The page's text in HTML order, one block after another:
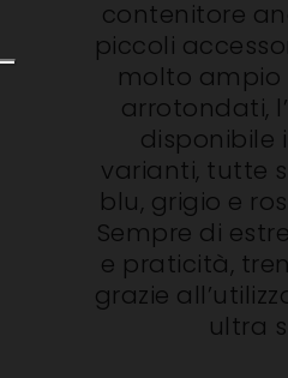
contenitore
piccoli
molto ampio
arrotondati,
disponibile
varianti, tutte
blu, grigio e
Sempre di
e praticità,
grazie
ultra